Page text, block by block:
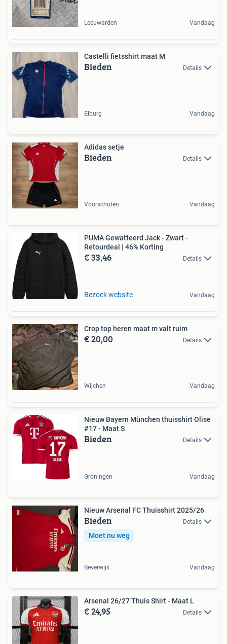
Leeuwarden Vandaag
Castelli fietsshirt maat M
Bieden Details
Elburg Vandaag
Adidas setje
Bieden Details
Voorschoten Vandaag
PUMA Gewatteerd Jack - Zwart -
Retourdeal | 46% Korting
€ 33,46 Details
Bezoek website Vandaag
Crop top heren maat m valt ruim
€ 20,00 Details
Wijchen Vandaag
Nieuw Bayern München thuisshirt Olise
#17 - Maat S
Bieden Details
Groningen Vandaag
Nieuw Arsenal FC Thuisshirt 2025/26
Bieden Details
Moet nu weg
Beverwijk Vandaag
Arsenal 26/27 Thuis Shirt - Maat L
€ 24,95 Details